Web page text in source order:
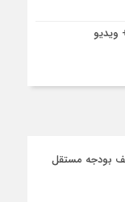
ویدیو
بودجه مستقل